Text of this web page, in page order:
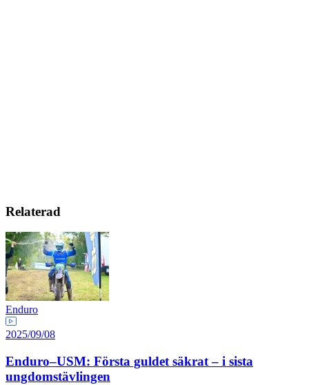
Relaterad
Enduro
2025/09/08
Enduro–USM: Första guldet säkrat – i sista
ungdomstävlingen